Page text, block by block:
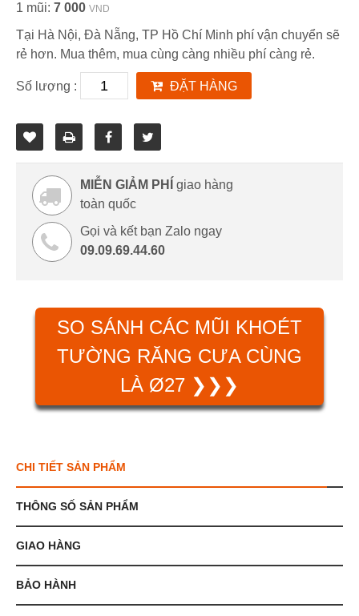
1 mũi: 7 000 VND
Tại Hà Nội, Đà Nẵng, TP Hồ Chí Minh phí vận chuyển sẽ
rẻ hơn. Mua thêm, mua cùng càng nhiều phí càng rẻ.
Số lượng : ĐẶT HÀNG
MIỄN GIẢM PHÍ
giao hàng
toàn quốc
Gọi và kết bạn Zalo ngay
09.09.69.44.60
SO SÁNH CÁC MŨI KHOÉT
TƯỜNG RĂNG CƯA CÙNG
LÀ Ø27 ❯❯❯
CHI TIẾT SẢN PHẨM
THÔNG SỐ SẢN PHẨM
GIAO HÀNG
BẢO HÀNH